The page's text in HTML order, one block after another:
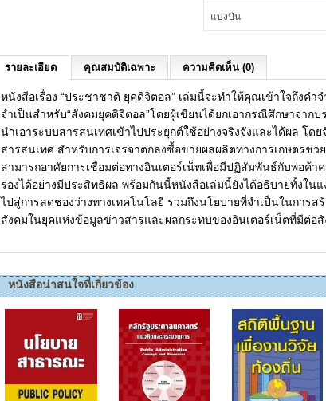
แบ่งปัน
รายละเอียด คุณสมบัติเฉพาะ ความคิดเห็น (0)
หนังสือเรื่อง “ประชาชาติ ยุคดิจิตอล” เล่มนี้จะทำให้คุณเข้าใจถึงคำ
จำเป็นสำหรับ“สังคมยุคดิจิตอล”โดยผู้เขียนได้ยกเอากรณีศึกษาจากป
นำเอาระบบสารสนเทศเข้าไปประยุกต์ใช้อย่างจริงจังและได้ผล โด
สารสนเทศ สำหรับการเจรจาตกลงซื้อขายผลผลิตทางการเกษตรช่ว
สามารถอาศัยการเชื่อมต่อทางอินเตอร์เน็ทเพื่อมีปฏิสัมพันธ์กับพ่อค้า
รองได้อย่างมีประสิทธิผล พร้อมกันนี้หนังสือเล่มนี้ยังได้อธิบายทั้งใน
ไปสู่การลดช่องว่างทางเทคโนโลยี รวมถึงนโยบายที่จำเป็นในการส
สังคมในยุคแห่งข้อมูลข่าวสารและผลกระทบของอินเตอร์เน็ตที่มีต่อสั
หนังสือน่าสนใจที่เกี่ยวข้อง